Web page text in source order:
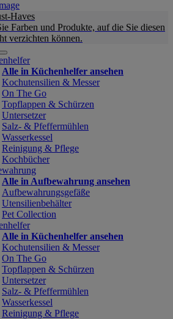
Haves
Farben und Produkte, auf die Sie diesen
verzichten können.
Alle in Küchenhelfer ansehen
Kochutensilien & Messer
On The Go
Topflappen & Schürzen
Untersetzer
Salz- & Pfeffermühlen
Wasserkessel
Reinigung & Pflege
Kochbücher
Alle in Aufbewahrung ansehen
Aufbewahrungsgefäße
Utensilienbehälter
Pet Collection
Alle in Küchenhelfer ansehen
Kochutensilien & Messer
On The Go
Topflappen & Schürzen
Untersetzer
Salz- & Pfeffermühlen
Wasserkessel
Reinigung & Pflege